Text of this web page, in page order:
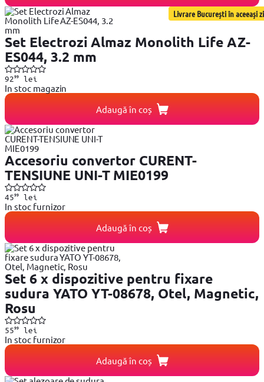
Livrare București în aceeași zi
Set Electrozi Almaz Monolith Life AZ-
ES044, 3.2 mm
9299lei
In stoc magazin
Adaugă în coș
Accesoriu convertor CURENT-
TENSIUNE UNI-T MIE0199
4599lei
In stoc furnizor
Adaugă în coș
Set 6 x dispozitive pentru fixare
sudura YATO YT-08678, Otel, Magnetic,
Rosu
5599lei
In stoc furnizor
Adaugă în coș